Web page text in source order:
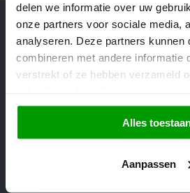
delen we informatie over uw
onze partners voor sociale media,
analyseren. Deze partners kunnen
combineren met andere informatie
verstrekt of ze hebben verzameld
Alles
Aanpassen
Klantenservice
Veelgestelde
085-4012406